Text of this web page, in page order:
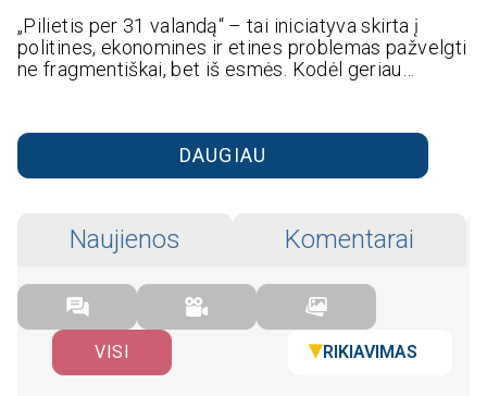
„Pilietis per 31 valandą“ – tai iniciatyva skirta į
politines, ekonomines ir etines problemas pažvelgti
ne fragmentiškai, bet iš esmės. Kodėl geriau…
DAUGIAU
Naujienos Komentarai
VISI RIKIAVIMAS